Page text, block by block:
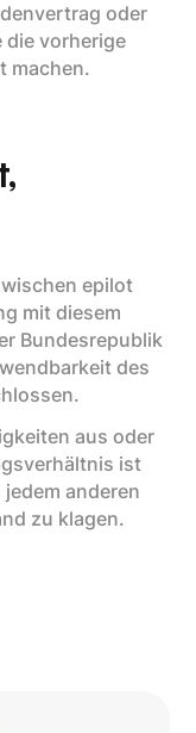
oder
die vorherige
machen.
epilot
mit diesem
Bundesrepublik
des
aus oder
ist
anderen
zu klagen.